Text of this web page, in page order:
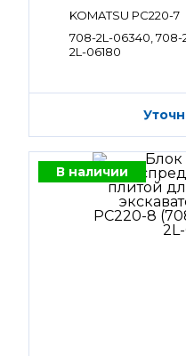
KOMATSU PC220-7
708-2L-06340, 708-
2L-06180
В наличии